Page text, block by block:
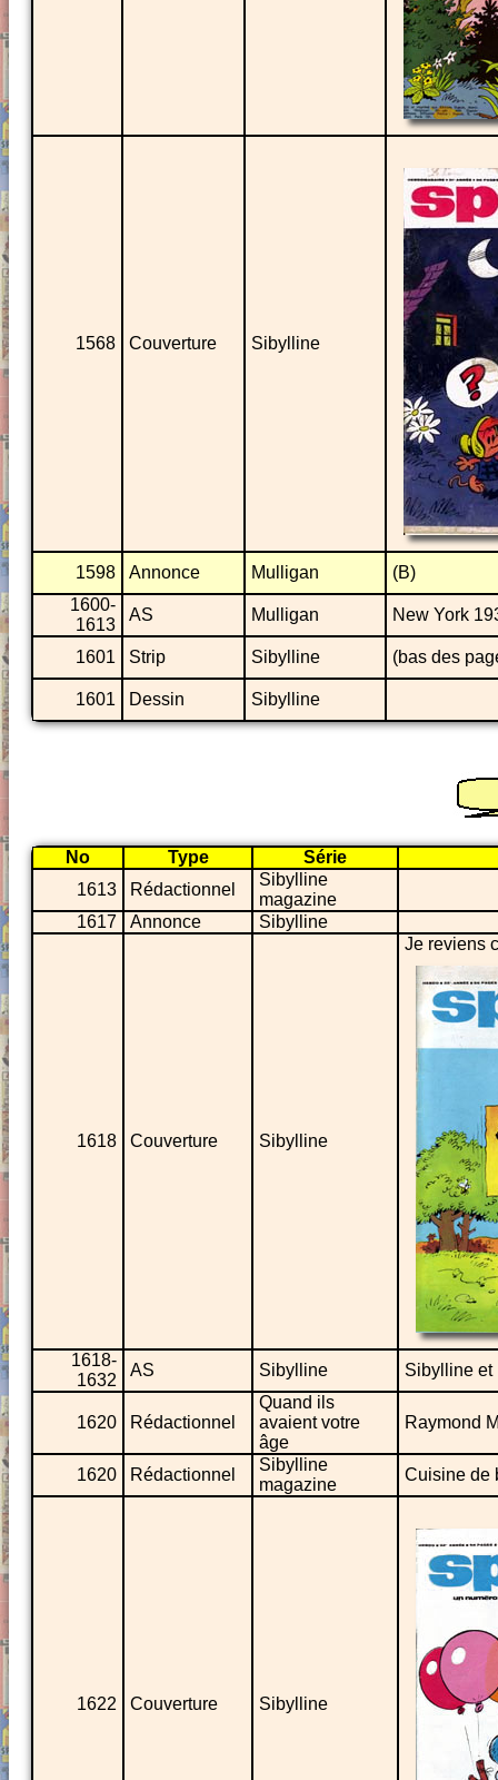
1568 Couverture Sibylline
1598 Annonce Mulligan
(B)
1600-
1613
AS Mulligan New York
1601 Strip Sibylline (bas des
1601 Dessin Sibylline
No Type
Série
1613
Rédactionnel
Sibylline
magazine
1617
Annonce Sibylline
1618 Couverture Sibylline
Je reviens
1618-
1632
AS Sibylline Sibylline et
1620 Rédactionnel
Quand ils
avaient votre
âge
Raymond
1620 Rédactionnel
Sibylline
magazine
Cuisine de
1622 Couverture Sibylline